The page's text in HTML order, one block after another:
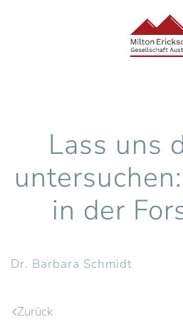
Zum Hauptinhalt springen
Lass uns
in der
Dr. Barbara Schmidt
Zurück